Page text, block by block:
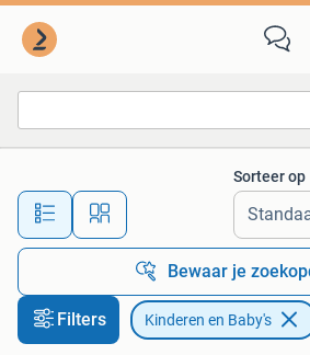
Alle afstanden…
Sorteer op
Bewaar je
Filters Kinderen en Baby's